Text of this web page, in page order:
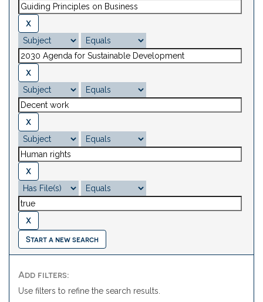
Start a new search
Add filters:
Use filters to refine the search results.